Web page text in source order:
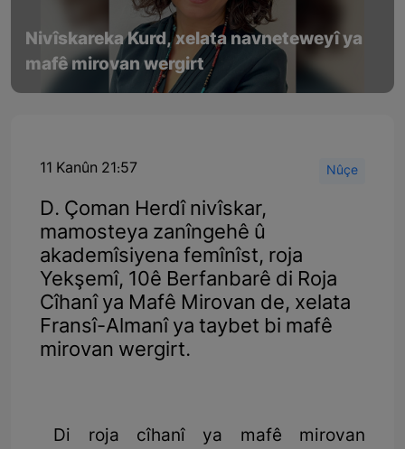
Nivîskareka Kurd, xelata navneteweyî ya
mafê mirovan wergirt
11 Kanûn 21:57 Nûçe
D. Çoman Herdî nivîskar,
mamosteya zanîngehê û
akademîsiyena femînîst, roja
Yekşemî, 10ê Berfanbarê di Roja
Cîhanî ya Mafê Mirovan de, xelata
Fransî-Almanî ya taybet bi mafê
mirovan wergirt.
Di roja cîhanî ya mafê mirovan